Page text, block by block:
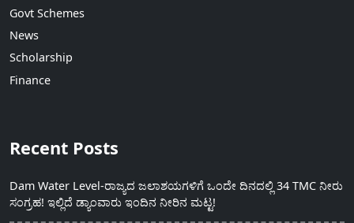
Govt Schemes
News
Scholarship
Finance
Recent Posts
Dam Water Level-ರಾಜ್ಯದ ಜಲಾಶಯಗಳಿಗೆ ಒಂದೇ ದಿನದಲ್ಲಿ 34 TMC ನೀರು
ಸಂಗ್ರಹ! ಇಲ್ಲಿದೆ ಡ್ಯಾಂವಾರು ಇಂದಿನ ನೀರಿನ ಮಟ್ಟ!